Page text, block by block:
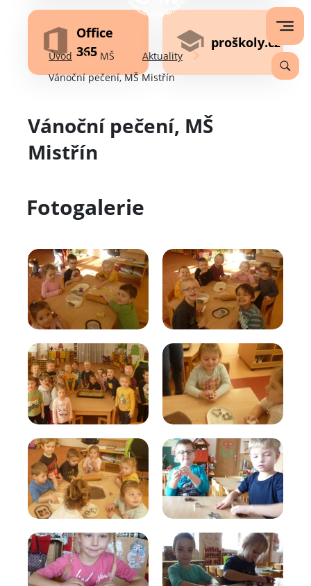
Office
365
proškoly.cz
Úvod MŠ
Aktuality
Vánoční pečení, MŠ Mistřín
Vánoční pečení, MŠ
Mistřín
Fotogalerie